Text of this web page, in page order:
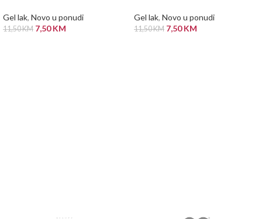
Gel lak, Novo u ponudi
11,50KM 7,50KM
Gel lak, Novo u ponudi
11,50KM 7,50KM